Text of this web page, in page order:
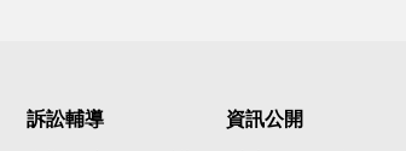
訴訟輔導 資訊公開